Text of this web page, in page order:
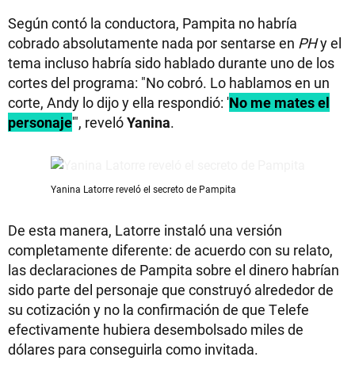
Según contó la conductora, Pampita no habría
cobrado absolutamente nada por sentarse en PHy el
tema incluso habría sido hablado durante uno de los
cortes del programa: "No cobró. Lo hablamos en un
corte, Andy lo dijo y ella respondió: 'No me mates el
personaje'", revelóYanina.
Yanina Latorre reveló el secreto de Pampita
De esta manera, Latorre instaló una versión
completamente diferente: de acuerdo con su relato,
las declaraciones de Pampita sobre el dinero habrían
sido parte del personaje que construyó alrededor de
su cotización y no la confirmación de que Telefe
efectivamente hubiera desembolsado miles de
dólares para conseguirla como invitada.